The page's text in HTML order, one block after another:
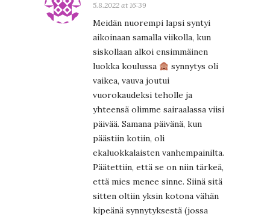
5.8.2022 at 16:39
Meidän nuorempi lapsi syntyi
aikoinaan samalla viikolla, kun
siskollaan alkoi ensimmäinen
luokka koulussa
synnytys oli
vaikea, vauva joutui
vuorokaudeksi teholle ja
yhteensä olimme sairaalassa viisi
päivää. Samana päivänä, kun
päästiin kotiin, oli
ekaluokkalaisten vanhempainilta.
Päätettiin, että se on niin tärkeä,
että mies menee sinne. Siinä sitä
sitten oltiin yksin kotona vähän
kipeänä synnytyksestä (jossa